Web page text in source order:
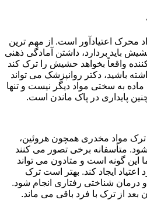
محرک اعتیادآور است. از مهم ترین
باید بردارد، داشتن آمادگی ذهنی
واقعاً بخواهد حشیش را ترک کند
باشید، دکتر روانپزشک می تواند
به سختی مواد دیگر نیست و تنها
پایداری در پاک ماندن است.
مواد مخدری همچون هروئین،
متأسفانه برخی تصور می کنند
این گونه است و متادون می تواند
اعتیاد ایجاد کند. بهتر است ترک
و درمان شناختی رفتاری انجام شود.
بعد از ترک با فرد باقی می ماند.